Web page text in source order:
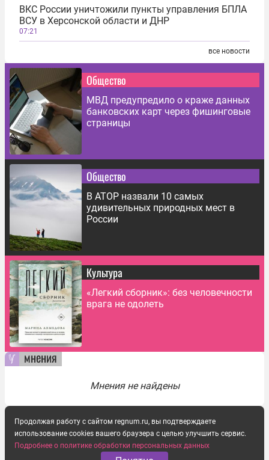
ВКС России уничтожили пункты управления БПЛА
ВСУ в Херсонской области и ДНР
07:21
все новости
Общество
МВД предупредило о краже данных
банковских карт через фишинговые
страницы
Общество
В АТОР назвали 10 самых
удивительных природных мест в
России
Культура
«Легкий сборник»: без человечности
врага не одолеть
Мнения не найдены
мнения
Продолжая работу с сайтом regnum.ru, вы подтверждаете
использование cookies вашего браузера с целью улучшить сервис.
Подробнее о политике обработки персональных данных